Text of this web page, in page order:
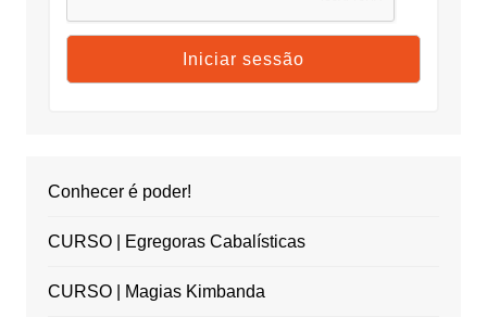
Conhecer é poder!
CURSO | Egregoras Cabalísticas
CURSO | Magias Kimbanda